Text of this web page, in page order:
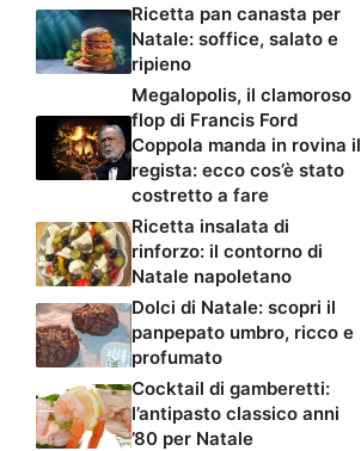
Ricetta pan canasta per
Natale: soffice, salato e
ripieno
Megalopolis, il clamoroso
flop di Francis Ford
Coppola manda in rovina il
regista: ecco cos’è stato
costretto a fare
Ricetta insalata di
rinforzo: il contorno di
Natale napoletano
Dolci di Natale: scopri il
panpepato umbro, ricco e
profumato
Cocktail di gamberetti:
l’antipasto classico anni
’80 per Natale